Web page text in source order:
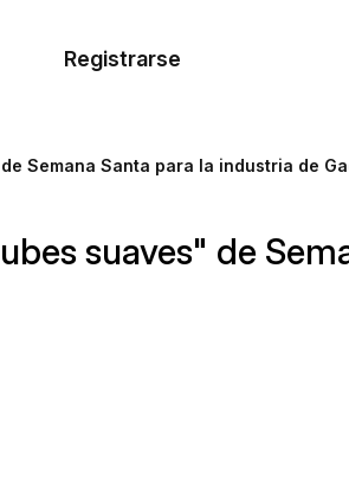
Registrarse
Semana Santa para la industria de
suaves" de